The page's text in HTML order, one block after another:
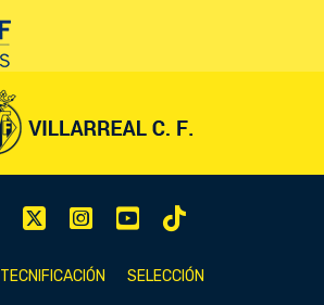
TECNIFICACIÓN SELECCIÓN